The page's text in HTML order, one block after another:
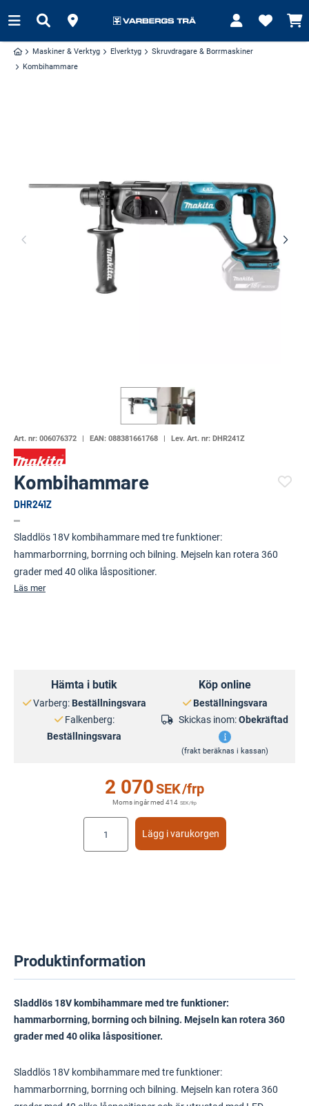
Maskiner & Verktyg Elverktyg
Skruvdragare & Borrmaskiner
Kombihammare
Art. nr: 006076372 EAN: 088381661768 Lev. Art. nr: DHR241Z
Kombihammare
DHR241Z
Sladdlös 18V kombihammare med tre funktioner:
hammarborrning, borrning och bilning. Mejseln kan rotera 360
grader med 40 olika låspositioner.
Läs mer
Hämta i butik
Varberg: Beställningsvara
Falkenberg:
Beställningsvara
Köp online
Beställningsvara
Skickas inom:Obekräftad
(frakt beräknas i kassan)
2 070SEK/frp
Moms ingår med 414 SEK/frp
Lägg i varukorgen
Produktinformation
Sladdlös 18V kombihammare med tre funktioner:
hammarborrning, borrning och bilning. Mejseln kan rotera 360
grader med 40 olika låspositioner.
Sladdlös 18V kombihammare med tre funktioner:
hammarborrning, borrning och bilning. Mejseln kan rotera 360